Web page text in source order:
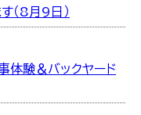
（8月9日）
体験＆バックヤード